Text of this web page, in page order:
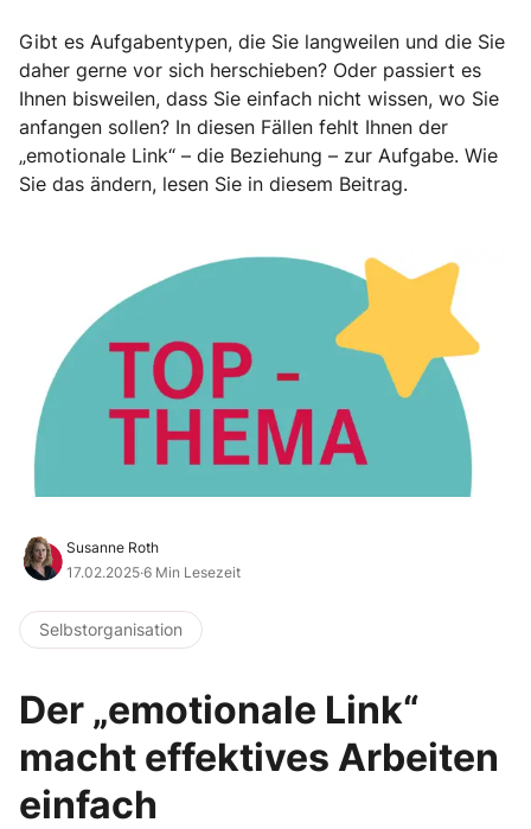
Gibt es Aufgabentypen, die Sie langweilen und die Sie
daher gerne vor sich herschieben? Oder passiert es
Ihnen bisweilen, dass Sie einfach nicht wissen, wo Sie
anfangen sollen? In diesen Fällen fehlt Ihnen der
„emotionale Link“ – die Beziehung – zur Aufgabe. Wie
Sie das ändern, lesen Sie in diesem Beitrag.
Susanne Roth
17.02.2025·6 Min Lesezeit
Selbstorganisation
Der „emotionale Link“
macht effektives Arbeiten
einfach